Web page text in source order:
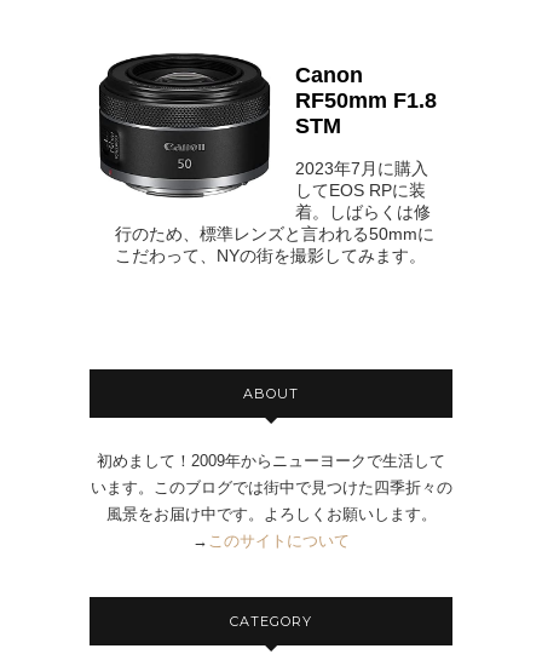
Canon
RF50mm F1.8
STM
2023年7月に購入
してEOS RPに装
着。しばらくは修
行のため、標準レンズと言われる50mmに
こだわって、NYの街を撮影してみます。
ABOUT
初めまして！2009年からニューヨークで生活して
います。このブログでは街中で見つけた四季折々の
風景をお届け中です。よろしくお願いします。
→ このサイトについて
CATEGORY